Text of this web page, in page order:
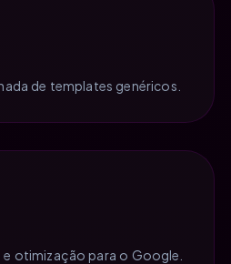
de templates genéricos.
otimização para o Google.